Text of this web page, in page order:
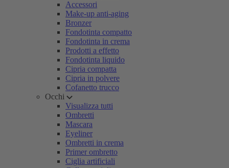
Accessori
Make-up anti-aging
Bronzer
Fondotinta compatto
Fondotinta in crema
Prodotti a effetto
Fondotinta liquido
Cipria compatta
Cipria in polvere
Cofanetto trucco
Occhi
Visualizza tutti
Ombretti
Mascara
Eyeliner
Ombretti in crema
Primer ombretto
Ciglia artificiali